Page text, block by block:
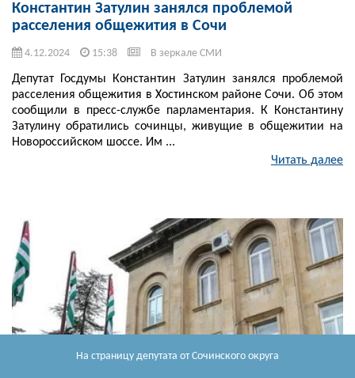
На страницу депутата от Сочинского округа
Константин Затулин занялся проблемой
расселения общежития в Сочи
4.12.2024 15:38 В зеркале СМИ
Депутат Госдумы Константин Затулин занялся проблемой
расселения общежития в Хостинском районе Сочи. Об этом
сообщили в пресс-службе парламентария. К Константину
Затулину обратились сочинцы, живущие в общежитии на
Новороссийском шоссе. Им ...
Читать далее